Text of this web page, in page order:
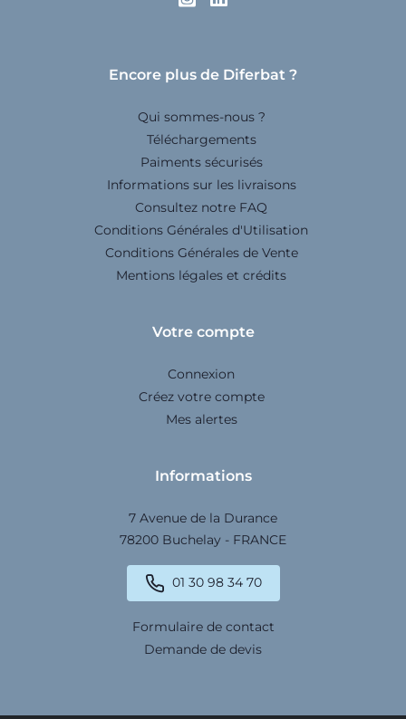
Encore plus de Diferbat ?
Qui sommes-nous ?
Téléchargements
Paiments sécurisés
Informations sur les livraisons
Consultez notre FAQ
Conditions Générales d'Utilisation
Conditions Générales de Vente
Mentions légales et crédits
Votre compte
Connexion
Créez votre compte
Mes alertes
Informations
7 Avenue de la Durance
78200 Buchelay - FRANCE
01 30 98 34 70
Formulaire de contact
Demande de devis